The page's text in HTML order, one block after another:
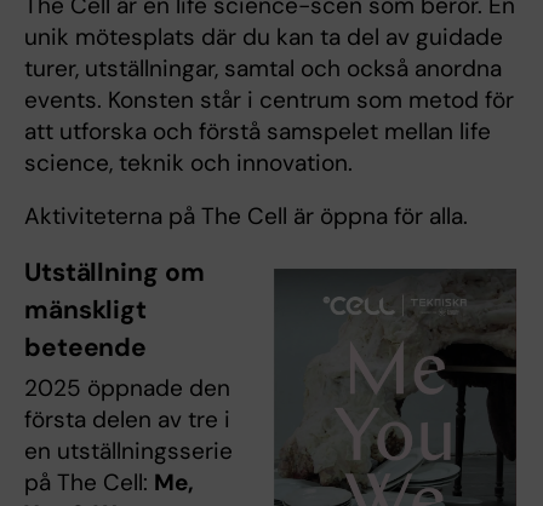
unik mötesplats där du kan ta del av guidade
turer, utställningar, samtal och också anordna
events. Konsten står i centrum som metod för
att utforska och förstå samspelet mellan life
science, teknik och innovation.
Aktiviteterna på The Cell är öppna för alla.
Utställning om
mänskligt
beteende
2025 öppnade den
första delen av tre i
en utställningsserie
på The Cell: Me,